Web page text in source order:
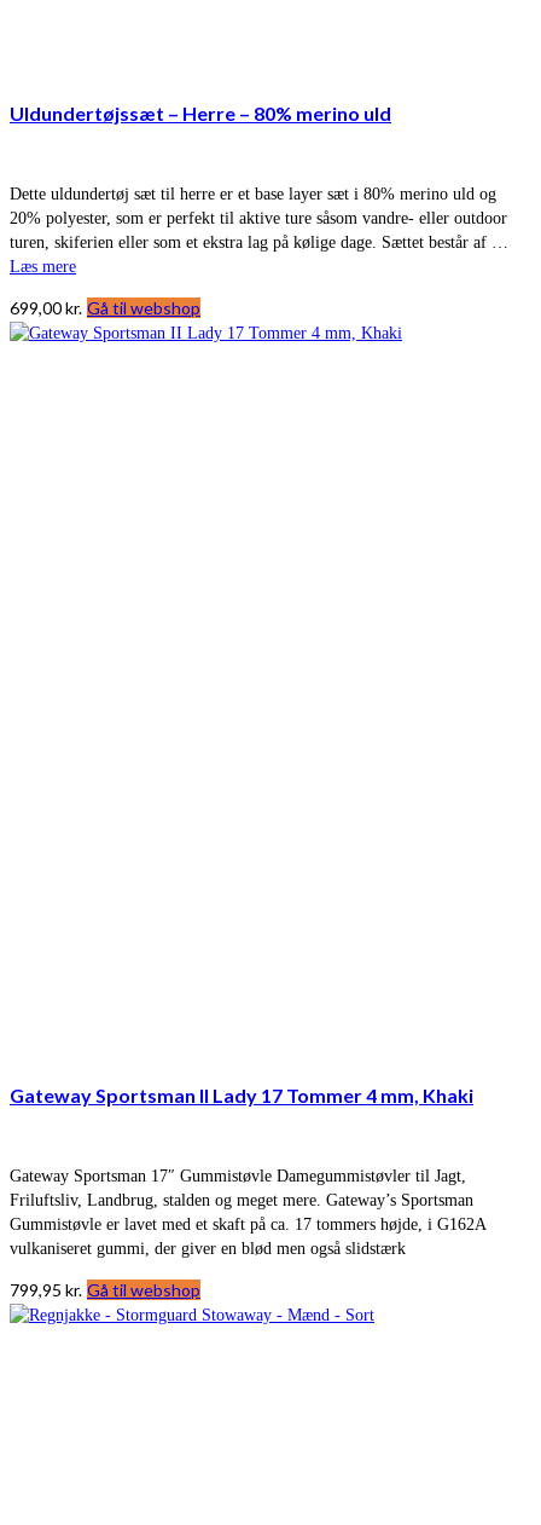
Uldundertøjssæt – Herre – 80% merino uld
Dette uldundertøj sæt til herre er et base layer sæt i 80% merino uld og
20% polyester, som er perfekt til aktive ture såsom vandre- eller outdoor
turen, skiferien eller som et ekstra lag på kølige dage. Sættet består af …
Læs mere
699,00kr. Gå til webshop
Gateway Sportsman II Lady 17 Tommer 4 mm, Khaki
Gateway Sportsman 17″ Gummistøvle Damegummistøvler til Jagt,
Friluftsliv, Landbrug, stalden og meget mere. Gateway’s Sportsman
Gummistøvle er lavet med et skaft på ca. 17 tommers højde, i G162A
vulkaniseret gummi, der giver en blød men også slidstærk
799,95 kr. Gå til webshop